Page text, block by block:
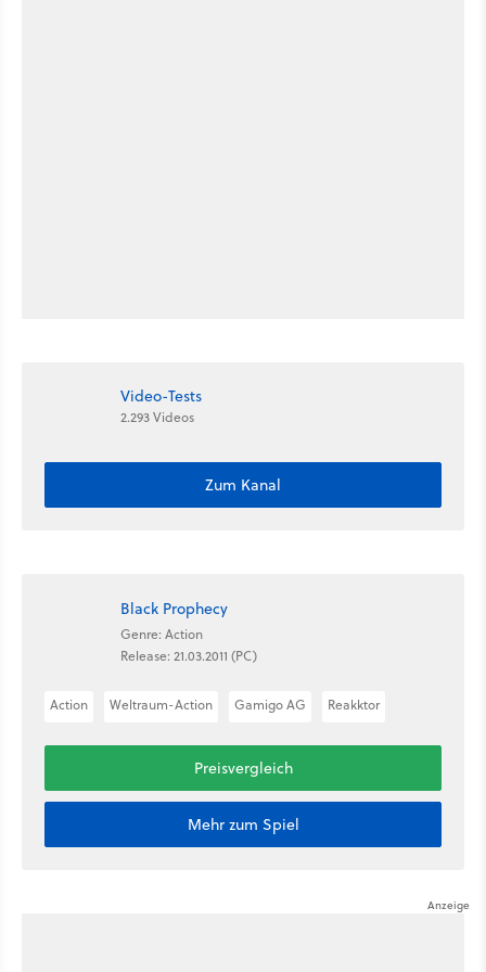
Video-Tests
2.293 Videos
Zum Kanal
Black Prophecy
Genre: Action
Release: 21.03.2011 (PC)
Action Weltraum-Action Gamigo AG Reakktor
Preisvergleich
Mehr zum Spiel